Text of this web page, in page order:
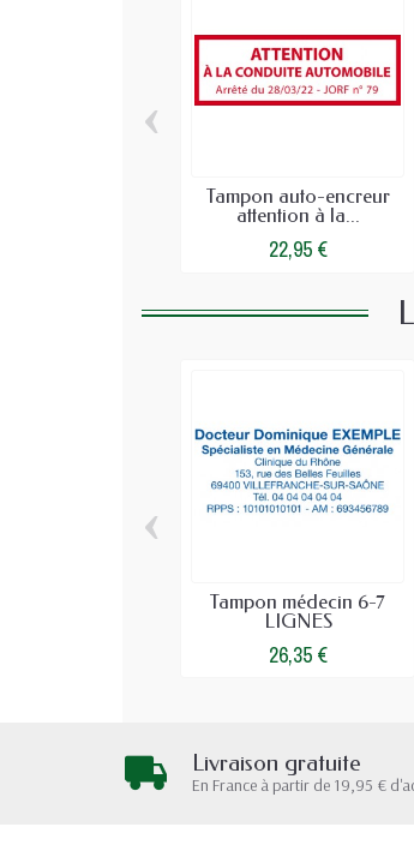
Tampon auto-encreur
attention à la...
22,95 €
‹
Tampon médecin 6-7
LIGNES
26,35 €
‹
Livraison gratuite
En France à partir de 19,95 €